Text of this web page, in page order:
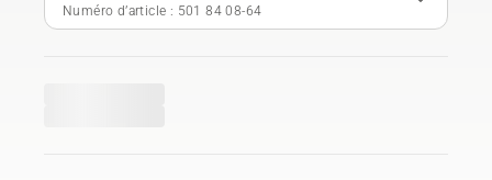
Numéro d’article : 501 84 08‑64